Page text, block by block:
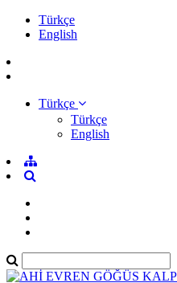
Türkçe
English
Türkçe
Türkçe
English